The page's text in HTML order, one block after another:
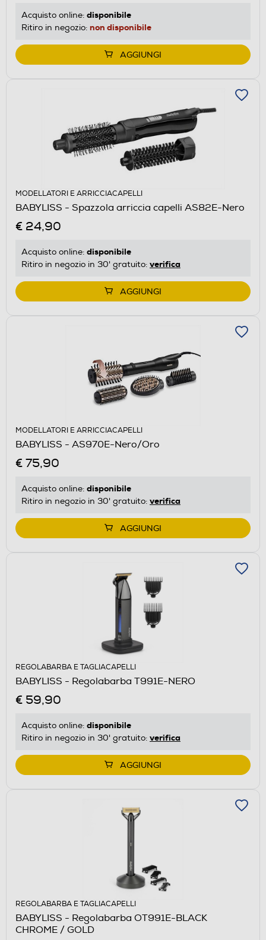
Acquisto online: disponibile
Ritiro in negozio: non disponibile
AGGIUNGI
MODELLATORI E ARRICCIACAPELLI
BABYLISS - Spazzola arriccia capelli AS82E-Nero
€ 24,90
Acquisto online: disponibile
Ritiro in negozio in 30' gratuito: verifica
AGGIUNGI
MODELLATORI E ARRICCIACAPELLI
BABYLISS - AS970E-Nero/Oro
€ 75,90
Acquisto online: disponibile
Ritiro in negozio in 30' gratuito: verifica
AGGIUNGI
REGOLABARBA E TAGLIACAPELLI
BABYLISS - Regolabarba T991E-NERO
€ 59,90
Acquisto online: disponibile
Ritiro in negozio in 30' gratuito: verifica
AGGIUNGI
REGOLABARBA E TAGLIACAPELLI
BABYLISS - Regolabarba OT991E-BLACK
CHROME / GOLD